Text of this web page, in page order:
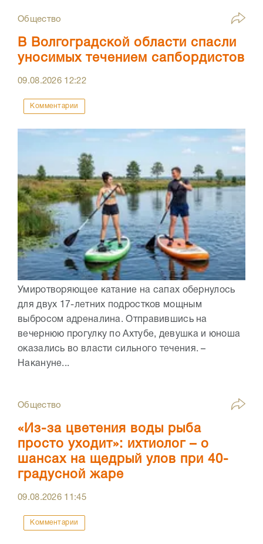
Общество
В Волгоградской области спасли
уносимых течением сапбордистов
09.08.2026 12:22
Комментарии
Умиротворяющее катание на сапах обернулось
для двух 17-летних подростков мощным
выбросом адреналина. Отправившись на
вечернюю прогулку по Ахтубе, девушка и юноша
оказались во власти сильного течения. –
Накануне...
Общество
«Из-за цветения воды рыба
просто уходит»: ихтиолог – о
шансах на щедрый улов при 40-
градусной жаре
09.08.2026 11:45
Комментарии